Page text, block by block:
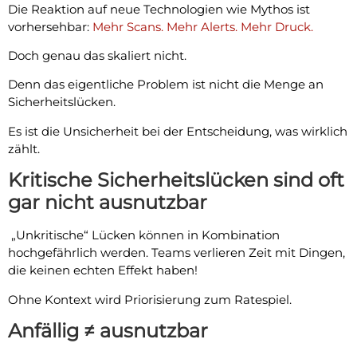
Die Reaktion auf neue Technologien wie Mythos ist
vorhersehbar: Mehr Scans. Mehr Alerts. Mehr Druck.
Doch genau das skaliert nicht.
Denn das eigentliche Problem ist nicht die Menge an
Sicherheitslücken.
Es ist die Unsicherheit bei der Entscheidung, was wirklich
zählt.
Kritische Sicherheitslücken sind oft
gar nicht ausnutzbar
„Unkritische“ Lücken können in Kombination
hochgefährlich werden. Teams verlieren Zeit mit Dingen,
die keinen echten Effekt haben!
Ohne Kontext wird Priorisierung zum Ratespiel.
Anfällig ≠ ausnutzbar